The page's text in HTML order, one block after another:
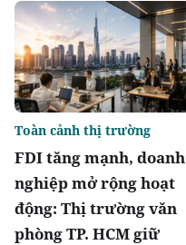
FDI tăng mạnh, doanh
nghiệp mở rộng hoạt
động: Thị trường văn
phòng TP. HCM giữ
Toàn cảnh thị trường